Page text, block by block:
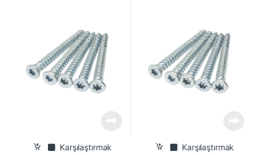
Karşılaştırmak Karşılaştırmak